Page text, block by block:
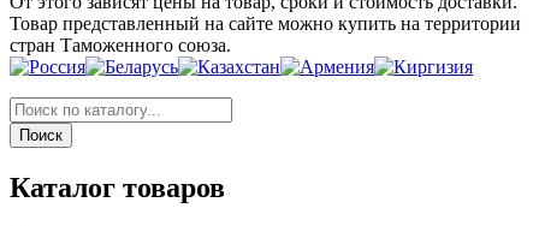
Товар представленный на сайте можно купить на территории
стран Таможенного союза.
Каталог товаров